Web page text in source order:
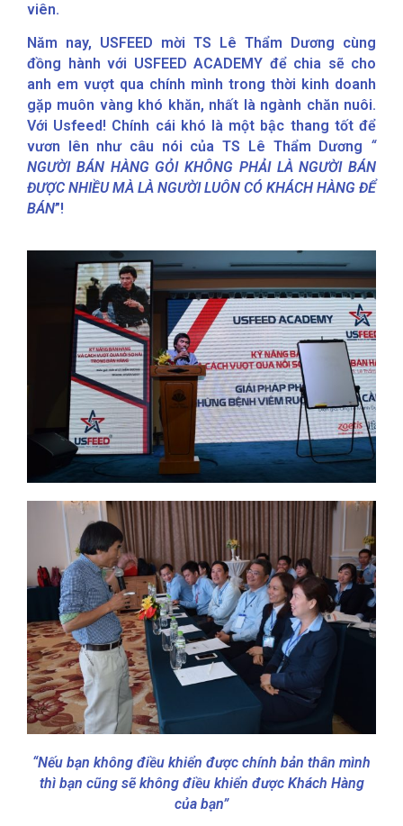
viên.
Năm nay, USFEED mời TS Lê Thẩm Dương cùng
đồng hành với USFEED ACADEMY để chia sẽ cho
anh em vượt qua chính mình trong thời kinh doanh
gặp muôn vàng khó khăn, nhất là ngành chăn nuôi.
Với Usfeed! Chính cái khó là một bậc thang tốt để
vươn lên như câu nói của TS Lê Thẩm Dương “
NGƯỜI BÁN HÀNG GỎI KHÔNG PHẢI LÀ NGƯỜI BÁN
ĐƯỢC NHIỀU MÀ LÀ NGƯỜI LUÔN CÓ KHÁCH HÀNG ĐỂ
BÁN”!
“Nếu bạn không điều khiển được chính bản thân mình
thì bạn cũng sẽ không điều khiển được Khách Hàng
của bạn”